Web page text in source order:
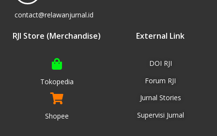
contact@relawanjurnal.id
RJI Store (Merchandise)
Tokopedia
Shopee
External Link
DOI RJI
Forum RJI
Jurnal Stories
Supervisi Jurnal